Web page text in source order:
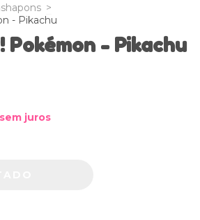
>
- Pikachu
Pokémon - Pikachu
sem juros